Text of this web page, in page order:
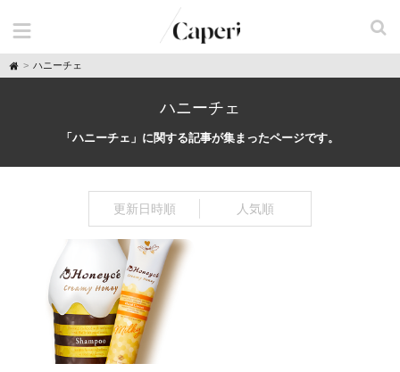
H
o
ハニーチェ
ハニーチェ
「ハニーチェ」に関する記事が集まったページです。
更新日時順 人気順